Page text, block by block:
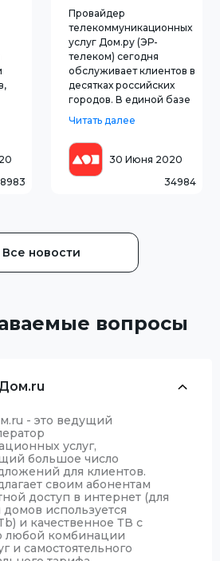
Провайдер
телекоммуникационных
услуг Дом.ру (ЭР-
телеком) сегодня
обслуживает клиентов в
десятках российских
городов. В единой базе
данных сведения об
абонентах,
предоставляемых им
услугах, тарифах, суммах
начислений,
поступивших платежах и
Читать далее
30 Июня 2020
34984
Все новости
вопросы
- это ведущий
услуг,
большое число
для клиентов.
своим абонентам
доступ в интернет (для
используется
и качественное ТВ с
любой комбинации
и самостоятельного